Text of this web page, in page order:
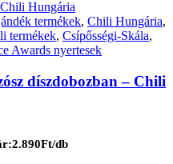
termékek, Chili Hungária,
termékek, Csípősségi-Skála,
Awards nyertesek
díszdobozban – Chili
db